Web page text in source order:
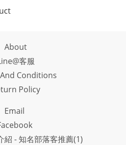
About
客服
Conditions
Policy
Email
紹 - 知名部落客推薦(1)